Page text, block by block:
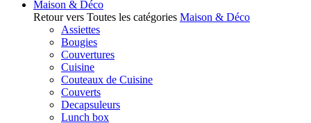
Maison & Déco
Retour vers Toutes les catégories Maison & Déco
Assiettes
Bougies
Couvertures
Cuisine
Couteaux de Cuisine
Couverts
Decapsuleurs
Lunch box